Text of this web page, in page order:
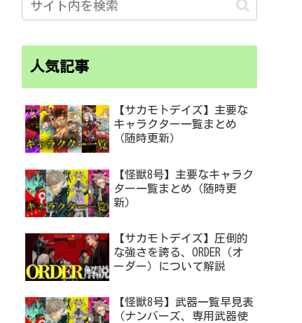
人気記事
【サカモトデイズ】主要な
キャラクター一覧まとめ
（随時更新）
【怪獣8号】主要なキャラク
ター一覧まとめ（随時更
新）
【サカモトデイズ】圧倒的
な強さを誇る、ORDER（オ
ーダー）について解説
【怪獣8号】武器一覧早見表
（ナンバーズ、専用武器使